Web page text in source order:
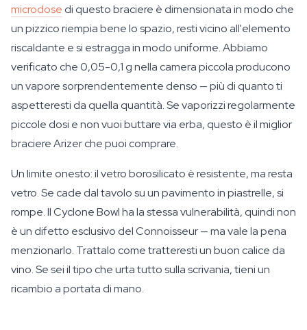
microdose di questo braciere è dimensionata in modo che
un pizzico riempia bene lo spazio, resti vicino all'elemento
riscaldante e si estragga in modo uniforme. Abbiamo
verificato che 0,05-0,1 g nella camera piccola producono
un vapore sorprendentemente denso — più di quanto ti
aspetteresti da quella quantità. Se vaporizzi regolarmente
piccole dosi e non vuoi buttare via erba, questo è il miglior
braciere Arizer che puoi comprare.
Un limite onesto: il vetro borosilicato è resistente, ma resta
vetro. Se cade dal tavolo su un pavimento in piastrelle, si
rompe. Il Cyclone Bowl ha la stessa vulnerabilità, quindi non
è un difetto esclusivo del Connoisseur — ma vale la pena
menzionarlo. Trattalo come tratteresti un buon calice da
vino. Se sei il tipo che urta tutto sulla scrivania, tieni un
ricambio a portata di mano.